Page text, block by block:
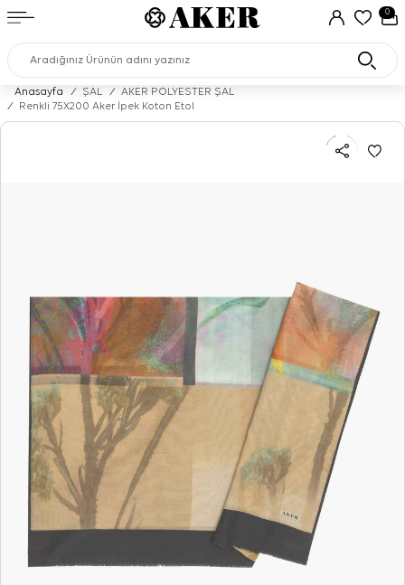
0
Anasayfa / ŞAL /
AKER POLYESTER ŞAL
/
Renkli 75X200 Aker İpek Koton Etol